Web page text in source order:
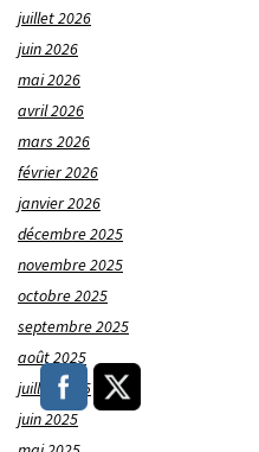
juillet 2026
juin 2026
mai 2026
avril 2026
mars 2026
février 2026
janvier 2026
décembre 2025
novembre 2025
octobre 2025
septembre 2025
août 2025
juillet 2025
juin 2025